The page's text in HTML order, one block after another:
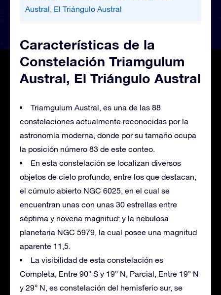
Austral, El Triángulo Austral
Características de la
Constelación Triamgulum
Austral, El Triángulo Austral
Triamgulum Austral, es una de las 88
constelaciones actualmente reconocidas por la
astronomía moderna, donde por su tamaño ocupa
la posición número 83 de este conteo.
En esta constelación se localizan diversos
objetos de cielo profundo, entre los que destacan,
el cúmulo abierto NGC 6025, en el cual se
encuentran unas con unas 30 estrellas entre
séptima y novena magnitud; y la nebulosa
planetaria NGC 5979, la cual posee una magnitud
aparente 11,5.
La visibilidad de esta constelación es
Completa, Entre 90° S y 19° N, Parcial, Entre 19° N
y 29° N, es constelación del hemisferio sur, se